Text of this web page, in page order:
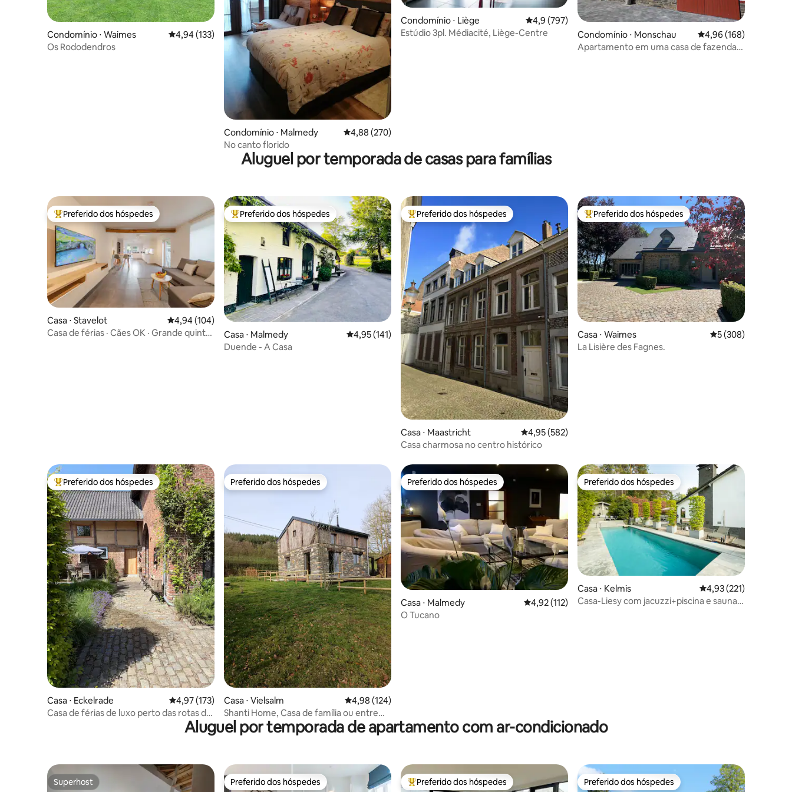
Condomínio ⋅ Waimes 4,94 de uma avaliação média de 5, 133 avaliações
4,94 (133)
Os Rododendros
Condomínio ⋅ Malmedy 4,88 de uma avaliação média de 5, 270 avaliações
4,88 (270)
No canto florido
Condomínio ⋅ Liège 4,9 de uma avaliação média de 5, 797 avaliações
4,9 (797)
Estúdio 3pl. Médiacité, Liège-Centre
Condomínio ⋅ Monschau 4,96 de uma avaliação
4,96 (168)
Apartamento em uma casa de fazenda
Aluguel por temporada de casas para famílias
Entre os melhores preferidos dos hóspedes
Preferido dos hóspedes
Casa ⋅ Stavelot 4,94 de uma avaliação média de 5, 104 avaliações
4,94 (104)
Casa de férias · Cães OK · Grande quintal
Entre os melhores preferidos dos hóspedes
Preferido dos hóspedes
Casa ⋅ Malmedy 4,95 de uma avaliação média de 5, 141 avaliações
4,95 (141)
Duende - A Casa
Entre os melhores preferidos dos hóspedes
Preferido dos hóspedes
Casa ⋅ Maastricht 4,95 de uma avaliação média de 5, 582 avaliações
4,95 (582)
Casa charmosa no centro histórico
Entre os melhores preferidos dos hóspedes
Preferido dos hóspedes
Casa ⋅ Waimes 5 de uma avaliação
5 (308)
La Lisière des Fagnes.
Entre os melhores preferidos dos hóspedes
Preferido dos hóspedes
Casa ⋅ Eckelrade 4,97 de uma avaliação média de 5, 173 avaliações
4,97 (173)
Casa de férias de luxo perto das rotas de
Preferido dos hóspedes
Preferido dos hóspedes
Casa ⋅ Vielsalm 4,98 de uma avaliação média de 5, 124 avaliações
4,98 (124)
Shanti Home, Casa de família ou entre
amigos
Preferido dos hóspedes
Preferido dos hóspedes
Casa ⋅ Malmedy 4,92 de uma avaliação média de 5, 112 avaliações
4,92 (112)
O Tucano
Preferido dos hóspedes
Preferido dos hóspedes
Casa ⋅ Kelmis 4,93 de uma avaliação
4,93 (221)
Casa-Liesy com jacuzzi+piscina e sauna
Aluguel por temporada de apartamento com ar-condicionado
Superhost
Superhost Preferido dos hóspedes
Preferido dos hóspedes Entre os melhores preferidos dos hóspedes
Preferido dos hóspedes Preferido dos hóspedes
Preferido dos hóspedes